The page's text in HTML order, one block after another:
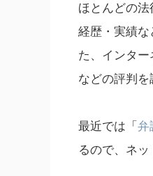
ほとんどの
経歴・実績な
た、インタ
などの評判を
最近では「 弁
るので、ネッ